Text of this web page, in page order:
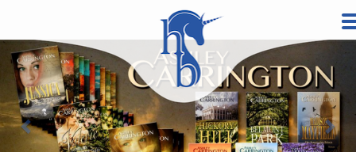
InhaltVorherige